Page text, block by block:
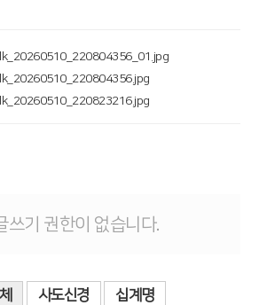
쓰기 권한이 없습니다.
사도신경 십계명